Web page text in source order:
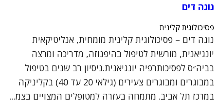
נוגה דים
פסיכולוגית קלינית
נוגה דים – פסיכולוגית קלינית מומחית, אנליטיקאית
יונגיאנית, מורשית לטיפול בהיפנוזה, מדריכה ומרצה
בביה״ס לפסיכותרפיה יונגיאנית.ניסיון רב שנים בטיפול
במבוגרים ומבוגרים צעירים (גילאי 20 עד 40) בקליניקה
במרכז תל אביב. מתמחה בעזרה למטופלים המצויים בצמ...